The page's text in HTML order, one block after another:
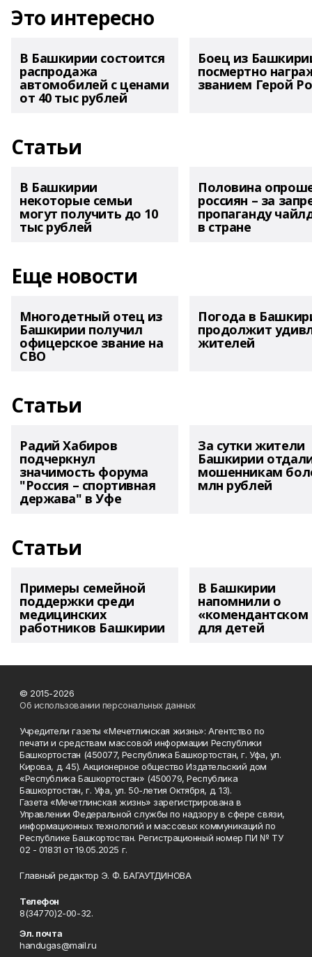
Это интересно
В Башкирии состоится
распродажа
автомобилей с ценами
от 40 тыс рублей
Боец из
посмертно
званием Герой
Статьи
В Башкирии
некоторые семьи
могут получить до 10
тыс рублей
Половина
россиян – за
пропаганду
в стране
Еще новости
Многодетный отец из
Башкирии получил
офицерское звание на
СВО
Погода в
продолжит
жителей
Статьи
Радий Хабиров
подчеркнул
значимость форума
"Россия – спортивная
держава" в Уфе
За сутки жители
Башкирии
мошенникам
млн рублей
Статьи
Примеры семейной
поддержки среди
медицинских
работников Башкирии
В Башкирии
напомнили о
«комендантском
для детей
© 2015-2026
Об использовании персональных данных
Учредители газеты «Мечетлинская жизнь»: Агентство по
печати и средствам массовой информации Республики
Башкортостан (450077, Республика Башкортостан, г. Уфа, ул.
Кирова, д. 45). Акционерное общество Издательский дом
«Республика Башкортостан» (450079, Республика
Башкортостан, г. Уфа, ул. 50-летия Октября, д. 13).
Газета «Мечетлинская жизнь» зарегистрирована в
Управлении Федеральной службы по надзору в сфере связи,
информационных технологий и массовых коммуникаций по
Республике Башкортостан. Регистрационный номер ПИ № ТУ
02 - 01831 от 19.05.2025 г.
Главный редактор Э. Ф. БАГАУТДИНОВА
Телефон
8(34770)2-00-32.
Эл. почта
handugas@mail.ru